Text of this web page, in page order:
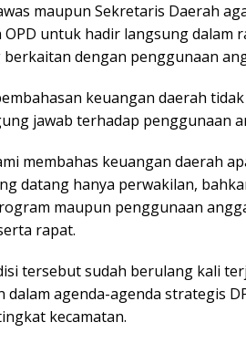
maupun Sekretaris Daerah
untuk hadir langsung dalam
dengan penggunaan
keuangan daerah
jawab terhadap penggunaan
membahas keuangan daerah
datang hanya perwakilan,
maupun penggunaan
rapat.
tersebut sudah berulang kali
dalam agenda-agenda strategis
kecamatan.